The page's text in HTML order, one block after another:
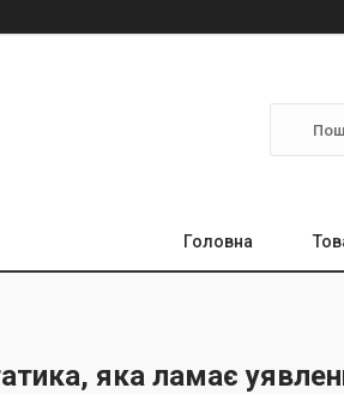
Головна
яка ламає